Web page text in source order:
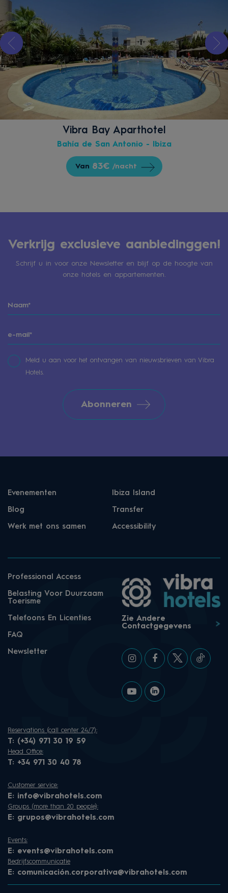
Vibra Bay Aparthotel
Bahía de San Antonio - Ibiza
Van 83€ /nacht
Verkrijg exclusieve aanbiedinggen!
Schrijf u in voor onze Newsletter en blijf op de hoogte van
onze hotels en appartementen.
Meld u aan voor het ontvangen van nieuwsbrieven van Vibra
Hotels.
Abonneren
Evenementen Ibiza Island
Blog Transfer
Werk met ons samen Accessibility
Professional Access
Belasting Voor Duurzaam
Toerisme
Telefoons En Licenties
FAQ
Newsletter
Zie Andere
Contactgegevens
Reservations (call center 24/7):
T: (+34) 971 30 19 59
Head Office:
T: +34 971 30 40 78
Customer service:
E: info@vibrahotels.com
Groups (more than 20 people):
E: grupos@vibrahotels.com
Events:
E: events@vibrahotels.com
Bedrijfscommunicatie
E: comunicación.corporativa@vibrahotels.com